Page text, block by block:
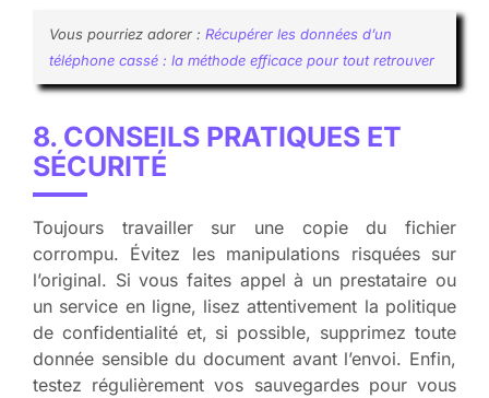
Vous pourriez adorer : Récupérer les données d’un
téléphone cassé : la méthode efficace pour tout retrouver
8. CONSEILS PRATIQUES ET
SÉCURITÉ
Toujours travailler sur une copie du fichier
corrompu. Évitez les manipulations risquées sur
l’original. Si vous faites appel à un prestataire ou
un service en ligne, lisez attentivement la politique
de confidentialité et, si possible, supprimez toute
donnée sensible du document avant l’envoi. Enfin,
testez régulièrement vos sauvegardes pour vous